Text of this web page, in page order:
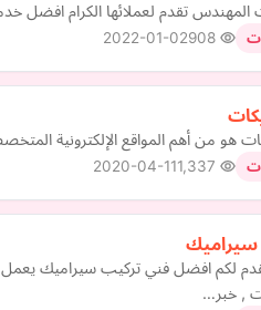
تقدم لعملائها الكرام افضل
2022-01-02
هو من أهم المواقع الإلكترونية
2020-04-11
سيراميك
لكم افضل فني تركيب سيراميك
, خبر…